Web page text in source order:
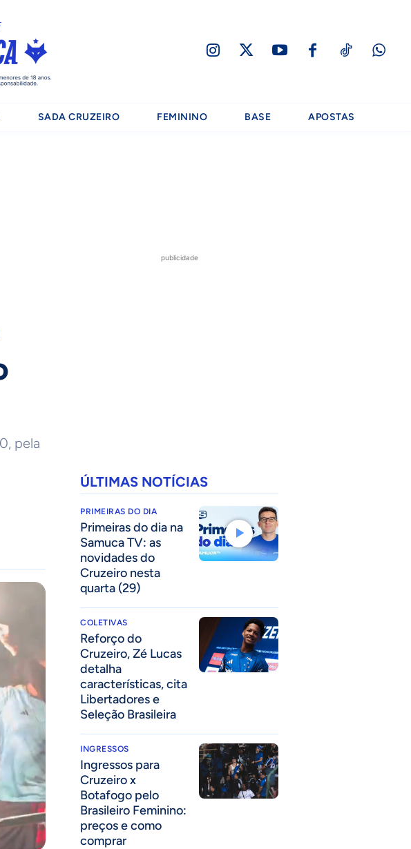
SADA CRUZEIRO FEMININO BASE APOSTAS
pela
publicidade
ÚLTIMAS NOTÍCIAS
PRIMEIRAS DO DIA
Primeiras do dia na
Samuca TV: as
novidades do
Cruzeiro nesta
quarta (29)
COLETIVAS
⁠Reforço do
Cruzeiro, Zé Lucas
detalha
características, cita
Libertadores e
Seleção Brasileira
INGRESSOS
Ingressos para
Cruzeiro x
Botafogo pelo
Brasileiro Feminino:
preços e como
comprar